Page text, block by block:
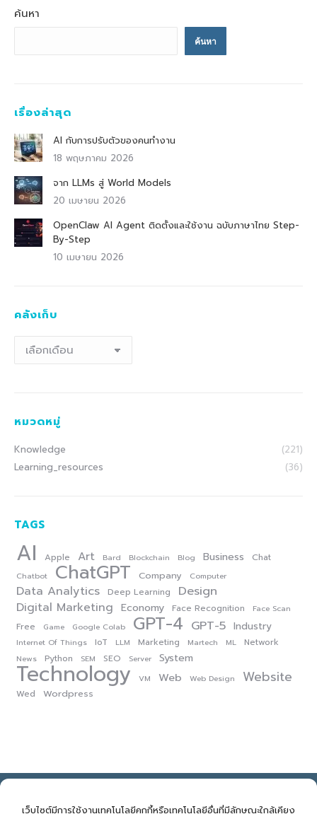
เว็บไซต์มีการใช้งานเทคโนโลยีคุกกี้หรือเทคโนโลยีอื่นที่มีลักษณะใกล้เคียง
ค้นหา
ค้นหา
เรื่องล่าสุด
AI กับการปรับตัวของคนทำงาน
18 พฤษภาคม 2026
จาก LLMs สู่ World Models
20 เมษายน 2026
OpenClaw AI Agent ติดตั้งและใช้งาน ฉบับภาษาไทย Step-
By-Step
10 เมษายน 2026
คลังเก็บ
เก็บ
หมวดหมู่
Knowledge
(221)
Learning_resources
(36)
TAGS
AI Apple Art Bard Blockchain Blog Business Chat
Chatbot ChatGPT Company Computer
Data Analytics Deep Learning Design
Digital Marketing Economy Face Recognition Face Scan
Free Game Google Colab GPT-4 GPT-5 Industry
Internet Of Things IoT LLM Marketing Martech ML Network
News Python SEM SEO Server System
Technology VM Web Web Design Website
Wed Wordpress
E: support@novelbiz.co.th T: 092.591.9499